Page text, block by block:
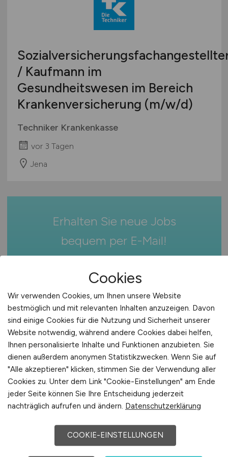
Technische Berufe & IT
Therapie & Rehabilitation
Verwaltung
Wellness & Spa
Sonstige
Studentenjobs / Werkstudenten
Ausbildung / Studium
Mecklenburg-Vorpommern
Niedersachsen
Nordrhein-Westfalen
Rheinland-Pfalz
Sachsen
Sachsen-Anhalt
Schleswig-Holstein
Schweiz
International
/ Kaufmann im
Gesundheitswesen im Bereich
Krankenversicherung (m/w/d)
Techniker Krankenkasse
vor 3 Tagen
Jena
Erhalten Sie neue Jobs
bequem per E-Mail!
Jobfinder anlegen
1
Cookies
Wir verwenden Cookies, um Ihnen unsere Website
bestmöglich und mit relevanten Inhalten anzuzeigen. Davon
sind einige Cookies für die Nutzung und Sicherheit unserer
Website notwendig, während andere Cookies dabei helfen,
Ihnen personalisierte Inhalte und Funktionen anzubieten. Sie
dienen außerdem anonymen Statistikzwecken. Wenn Sie auf
"Alle akzeptieren" klicken, stimmen Sie der Verwendung aller
Cookies zu. Unter dem Link "Cookie-Einstellungen" am Ende
jeder Seite können Sie Ihre Entscheidung jederzeit
nachträglich aufrufen und ändern. Datenschutzerklärung
COOKIE-EINSTELLUNGEN